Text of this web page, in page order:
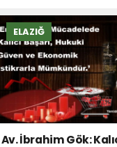
ELAZIĞ
Av. İbrahim Gök: